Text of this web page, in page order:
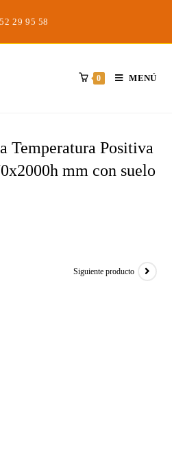
29 95 58
0 MENÚ
Temperatura Positiva
mm con suelo
Siguiente producto